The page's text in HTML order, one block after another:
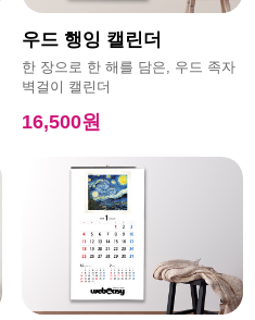
우드 행잉 캘린더
한 장으로 한 해를 담은, 우드 족자
벽걸이 캘린더
16,500원